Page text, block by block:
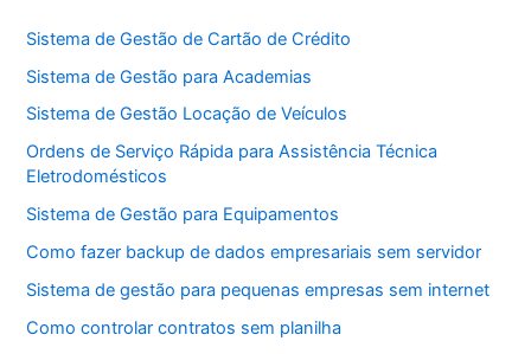
Sistema de Gestão de Cartão de Crédito
Sistema de Gestão para Academias
Sistema de Gestão Locação de Veículos
Ordens de Serviço Rápida para Assistência Técnica
Eletrodomésticos
Sistema de Gestão para Equipamentos
Como fazer backup de dados empresariais sem servidor
Sistema de gestão para pequenas empresas sem internet
Como controlar contratos sem planilha